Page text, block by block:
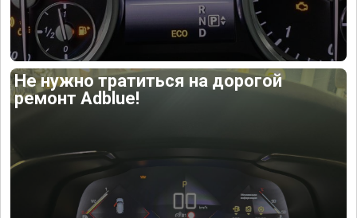
Не нужно тратиться на дорогой
ремонт Adblue!